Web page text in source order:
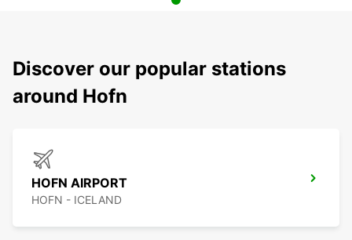
Discover our popular stations
around Hofn
HOFN AIRPORT
HOFN - ICELAND